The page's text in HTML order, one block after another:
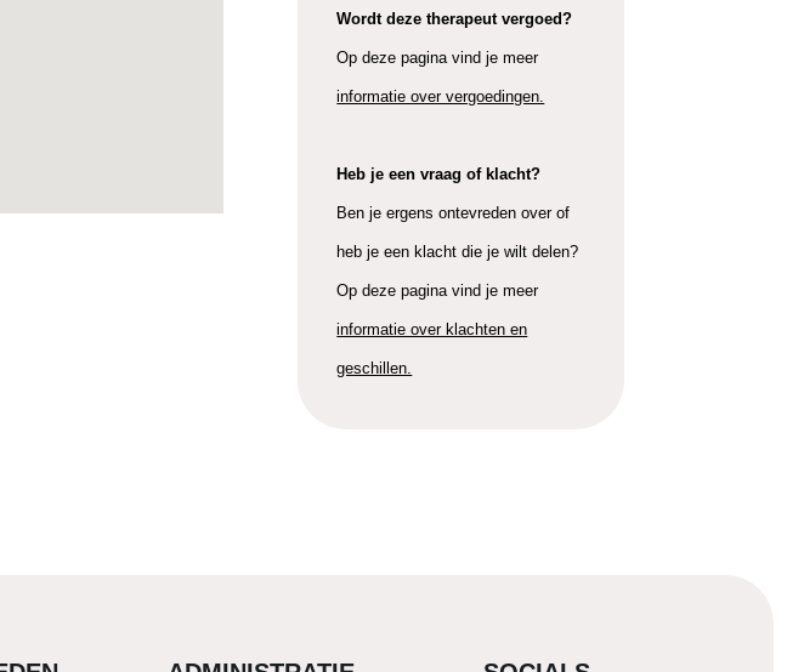
Wordt deze therapeut vergoed?
Op deze pagina vind je meer
informatie over vergoedingen.
Heb je een vraag of klacht?
Ben je ergens ontevreden over of
heb je een klacht die je wilt delen?
Op deze pagina vind je meer
informatie over klachten en
geschillen.